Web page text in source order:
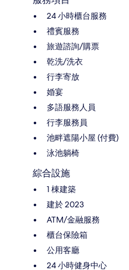
24 小時櫃台服務
禮賓服務
旅遊諮詢/購票
乾洗/洗衣
行李寄放
婚宴
多語服務人員
行李服務員
池畔遮陽小屋 (付費)
泳池躺椅
綜合設施
1 棟建築
建於 2023
ATM/金融服務
櫃台保險箱
公用客廳
24 小時健身中心